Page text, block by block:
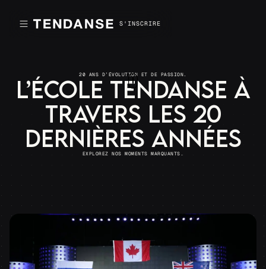
S'INSCRIRE
20 ANS D’ÉVOLUTION ET DE PASSION.
L’école Tendanse à
travers les 20
dernières années
EXPLOREZ NOS MOMENTS MARQUANTS.